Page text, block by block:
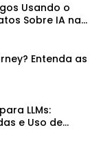
Usando o
Sobre IA na
Entenda as
LLMs:
e Uso de